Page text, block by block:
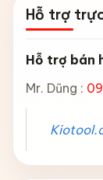
Hỗ trợ
Hỗ trợ bán
Mr. Dũng :